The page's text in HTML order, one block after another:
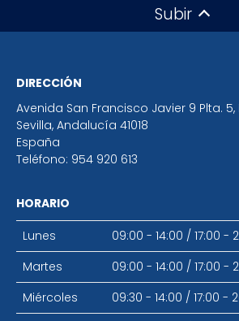
Subir
DIRECCIÓN
Avenida San Francisco Javier 9 Plta. 5,
Sevilla, Andalucía 41018
España
Teléfono: 954 920 613
HORARIO
Lunes
09:00 - 14:00 / 17:00 -
Martes
09:00 - 14:00 / 17:00 -
Miércoles
09:30 - 14:00 / 17:00 -